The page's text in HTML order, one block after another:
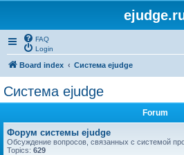
FAQ
Login
Board index Система ejudge
Система ejudge
Forum
Форум системы ejudge
Обсуждение вопросов, связанных с системой
Topics: 629